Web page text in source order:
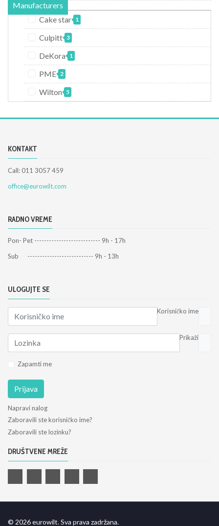
Manufacturers
Cake star 1
Culpitt 3
DeKora 1
PME 2
Wilton 5
KONTAKT
Call: 011 3057 459
office@eurowilt.com
RADNO VREME
Pon- Pet --------------------------- 9h - 17h
Sub --------------------------- 9h - 13h
ULOGUJTE SE
Korisničko ime
Prikaži
Zapamti me
Prijava
Napravi nalog
Zaboravili ste korisničko ime?
Zaboravili ste lozinku?
DRUŠTVENE MREŽE
© 2026 eurowilt. Sva prava zadržana.